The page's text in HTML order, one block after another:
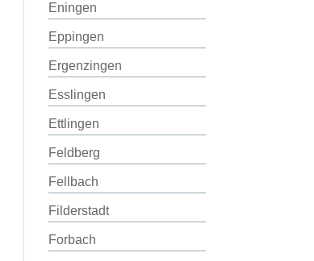
Eningen
Eppingen
Ergenzingen
Esslingen
Ettlingen
Feldberg
Fellbach
Filderstadt
Forbach